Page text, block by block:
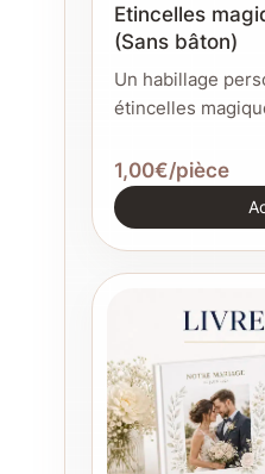
Etincelles
(Sans bâton)
Un habillage
étincelles
1,00€/pièce